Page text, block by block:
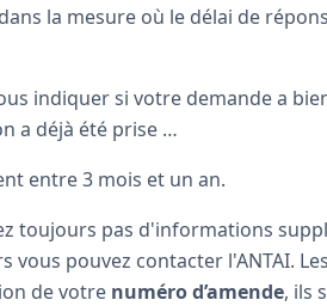
la mesure où le délai de
indiquer si votre demande a
a déjà été prise …
entre 3 mois et un an.
toujours pas d'informations
pouvez contacter l'ANTAI.
de votre numéro d’amende, ils